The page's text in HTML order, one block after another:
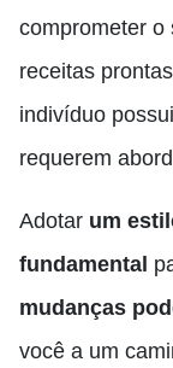
comprometer o
receitas
indivíduo
requerem
Adotar um
fundamental
mudanças
você a um